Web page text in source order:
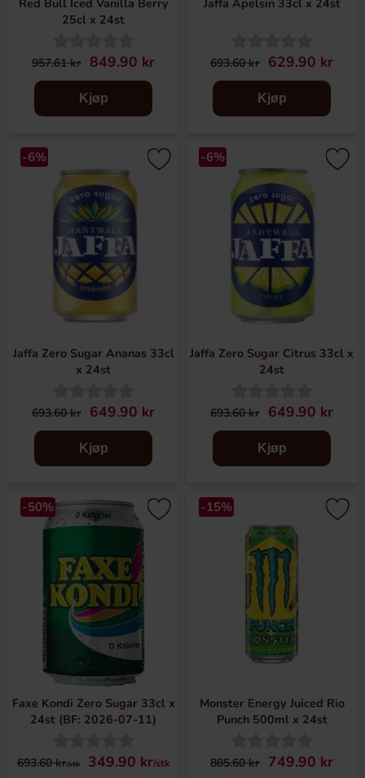
Red Bull Iced Vanilla Berry
25cl x 24st
957.61 kr 849.90 kr
Kjøp
Jaffa Apelsin 33cl x 24st
693.60 kr 629.90 kr
Kjøp
-6%
Jaffa Zero Sugar Ananas 33cl
x 24st
693.60 kr 649.90 kr
Kjøp
-6%
Jaffa Zero Sugar Citrus 33cl x
24st
693.60 kr 649.90 kr
Kjøp
-50%
Faxe Kondi Zero Sugar 33cl x
24st (BF: 2026-07-11)
693.60 kr/stk 349.90 kr/stk
-15%
Monster Energy Juiced Rio
Punch 500ml x 24st
885.60 kr 749.90 kr